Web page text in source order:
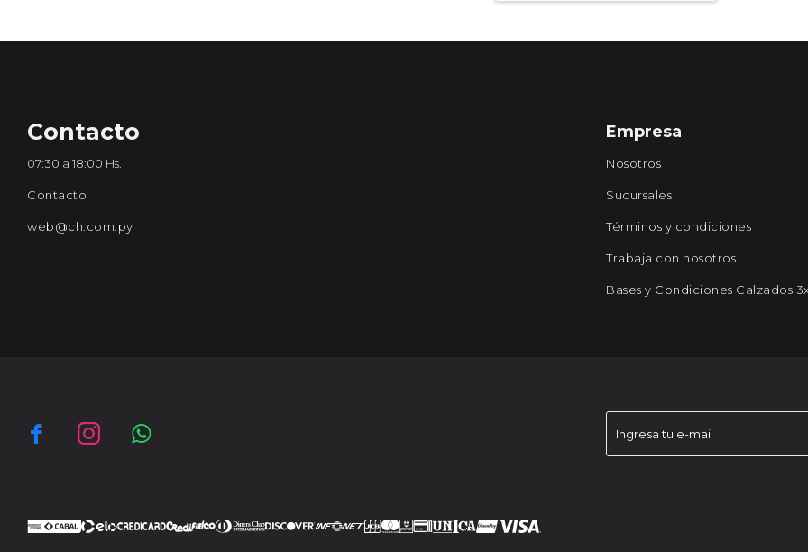
  
Contacto
07:30 a 18:00 Hs.
Contacto
web@ch.com.py
Empresa
Nosotros
Sucursales
Términos y condiciones
Trabaja con nosotros
Bases y Condiciones Calzados